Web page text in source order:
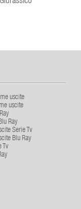
uscite
uscite
Ray
Serie Tv
Blu Ray
Tv